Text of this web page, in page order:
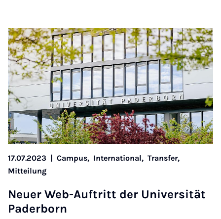
17.07.2023 | Campus, International, Transfer,
Mitteilung
Neuer Web-Auftritt der Uni­versität
Pader­born